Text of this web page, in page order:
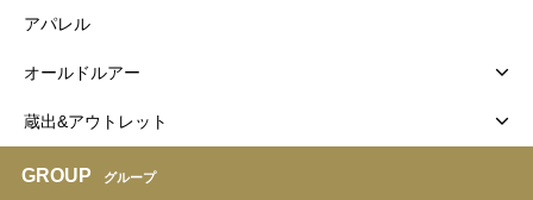
アパレル
オールドルアー
蔵出&アウトレット
GROUP グループ